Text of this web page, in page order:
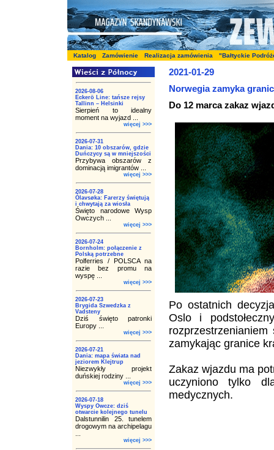
Katalog Zamówienie Realizacja zamówienia "Bałtyckie
2026-08-06
Eckerö Line: tańsze rejsy
Tallinn – Helsinki
Sierpień to idealny
moment na wyjazd ...
więcej >>>
2026-07-31
Dania: 10 obszarów, gdzie
Duńczycy są w mniejszości
Przybywa obszarów z
dominacją imigrantów ...
więcej >>>
2026-07-28
Ólavsøka: Farerzy świętują
i chwytają za wiosła
Święto narodowe Wysp
Owczych ...
więcej >>>
2026-07-24
Bornholm: połączenie z
Polską potrzebne
Polferries / POLSCA na
razie bez promu na
wyspę ...
więcej >>>
2026-07-23
Brygida Szwedzka z
Vadsteny
Dziś święto patronki
Europy ...
więcej >>>
2026-07-21
Dania: mapa świata nad
jeziorem Klejtrup
Niezwykły projekt
duńskiej rodziny ...
więcej >>>
2026-07-18
Wyspy Owcze: dziś
otwarcie kolejnego tunelu
Dalstunnilin 25. tunelem
drogowym na archipelagu
więcej >>>
2021-01-29
Norwegia zamyka
Do 12 marca zakaz
Po ostatnich
Oslo i
zamykając granice
Zakaz wjazdu ma
uczyniono tylko
medycznych.